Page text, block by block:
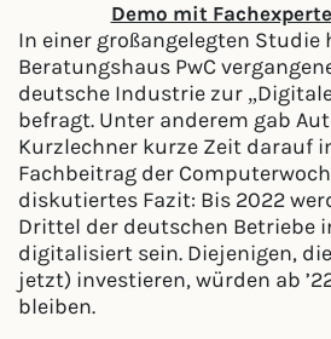
Demo mit
In einer großangelegten Studie
Beratungshaus PwC
deutsche Industrie zur
befragt. Unter anderem gab
Kurzlechner kurze Zeit darauf
Fachbeitrag der
diskutiertes Fazit: Bis 2022
Drittel der deutschen Betriebe
digitalisiert sein. Diejenigen,
jetzt) investieren, würden ab
bleiben.